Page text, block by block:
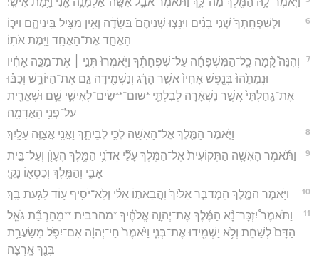
6
וּלְשִׁפְחָֽתְךָ֙ שְׁנֵ֣י בָנִ֔ים וַיִּנָּצ֤וּ שְׁנֵיהֶם֙ בַּשָּׂדֶ֔ה וְאֵ֥ין מַצִּ֖יל בֵּֽינֵיהֶ֑ם וַיַּכּ֧וֹ
הָאֶחָ֛ד אֶת־הָאֶחָ֖ד וַיָּ֥מֶת אֹתֽוֹ׃
7
וְהִנֵּה֩ קָ֨מָה כָֽל־הַמִּשְׁפָּחָ֜ה עַל־שִׁפְחָתֶ֗ךָ וַיֹּֽאמְרוּ֙ תְּנִ֣י ׀ אֶת־מַכֵּ֣ה אָחִ֗יו
וּנְמִתֵ֙הוּ֙ בְּנֶ֤פֶשׁ אָחִיו֙ אֲשֶׁ֣ר הָרָ֔ג וְנַשְׁמִ֖ידָה גַּ֣ם אֶת־הַיּוֹרֵ֑שׁ וְכִבּ֗וּ
אֶת־גַּֽחַלְתִּי֙ אֲשֶׁ֣ר נִשְׁאָ֔רָה לְבִלְתִּ֧י *שום־**שִׂים־לְאִישִׁ֛י שֵׁ֥ם וּשְׁאֵרִ֖ית
עַל־פְּנֵ֥י הָאֲדָמָֽה׃
8 וַיֹּ֧אמֶר הַמֶּ֛לֶךְ אֶל־הָאִשָּׁ֖ה לְכִ֣י לְבֵיתֵ֑ךְ וַאֲנִ֖י אֲצַוֶּ֥ה עָלָֽיִךְ׃
9
וַתֹּ֜אמֶר הָאִשָּׁ֤ה הַתְּקוֹעִית֙ אֶל־הַמֶּ֔לֶךְ עָלַ֞י אֲדֹנִ֥י הַמֶּ֛לֶךְ הֶעָוֺ֖ן וְעַל־בֵּ֣ית
אָבִ֑י וְהַמֶּ֥לֶךְ וְכִסְא֖וֹ נָקִֽי׃
10 וַיֹּ֖אמֶר הַמֶּ֑לֶךְ הַֽמְדַבֵּ֤ר אֵלַ֙יִךְ֙ וַֽהֲבֵאת֣וֹ אֵלַ֔י וְלֹֽא־יֹסִ֥יף ע֖וֹד לָגַ֥עַת בָּֽךְ׃
11
וַתֹּאמֶר֩ יִזְכָּר־נָ֨א הַמֶּ֜לֶךְ אֶת־יְהוָ֣ה אֱלֹהֶ֗יךָ *מהרבית **מֵהַרְבַּ֞ת גֹּאֵ֤ל
הַדָּם֙ לְשַׁחֵ֔ת וְלֹ֥א יַשְׁמִ֖ידוּ אֶת־בְּנִ֑י וַיֹּ֙אמֶר֙ חַי־יְהוָ֔ה אִם־יִפֹּ֛ל מִשַּׂעֲרַ֥ת
בְּנֵ֖ךְ אָֽרְצָה׃